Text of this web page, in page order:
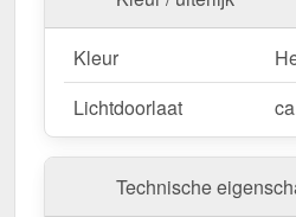
Garantie– 10 jaar op
betrouwbaarheid.
Ideaal voor de volgende
Heldere, beschutte
Kleur
Lichtdoorlaat
Technische